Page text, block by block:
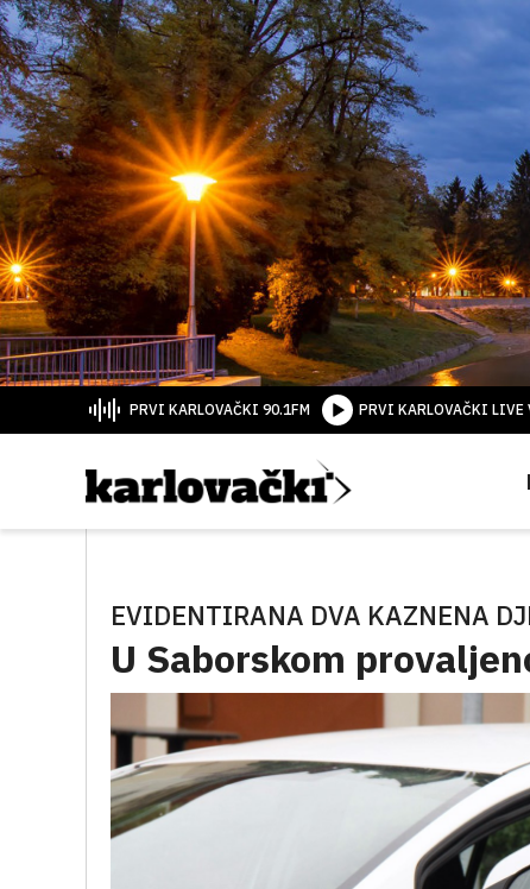
PRVI KARLOVAČKI 90.1FM PRVI KARLOVAČKI LIVE
EVIDENTIRANA DVA KAZNENA
U Saborskom